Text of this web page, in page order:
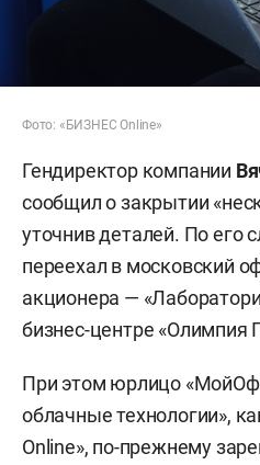
Фото: «БИЗНЕС Online»
Гендиректор компании
сообщил о закрытии
уточнив деталей. По его
переехал в московский
акционера —
бизнес-центре «Олимпия
При этом юрлицо
облачные технологии»,
Online», по-прежнему